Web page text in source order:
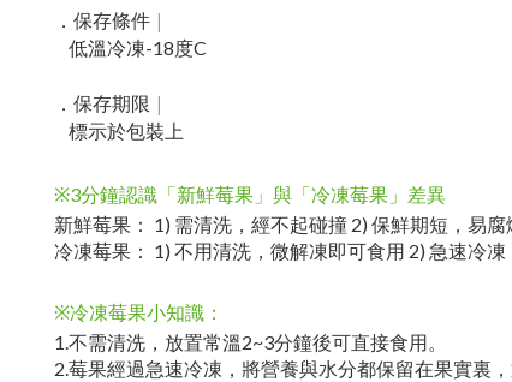
． 保存條件 |
低溫冷凍-18度C
． 保存期限 |
標示於包裝上
※3分鐘認識「新鮮莓果」與「冷凍莓果」差異
新鮮莓果： 1) 需清洗，經不起碰撞 2) 保鮮期短，易
冷凍莓果： 1) 不用清洗，微解凍即可食用 2) 急速冷
※冷凍莓果小知識：
1.不需清洗，放置常溫2~3分鐘後可直接食用。
2.莓果經過急速冷凍，將營養與水分都保留在果實裏